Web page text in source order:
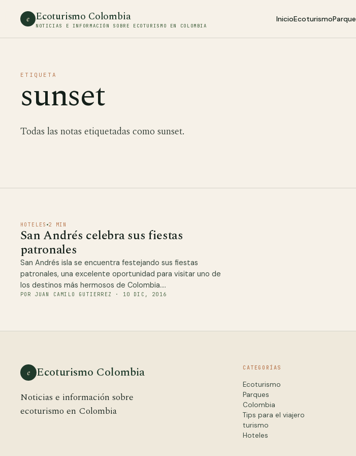
e Ecoturismo Colombia
NOTICIAS E INFORMACIÓN SOBRE ECOTURISMO EN COLOMBIA
InicioEcoturismo
ETIQUETA
sunset
Todas las notas etiquetadas como sunset.
HOTELES 2 MIN
San Andrés celebra sus fiestas
patronales
San Andrés isla se encuentra festejando sus fiestas
patronales, una excelente oportunidad para visitar uno de
los destinos más hermosos de Colombia.…
POR JUAN CAMILO GUTIERREZ · 10 DIC, 2016
e Ecoturismo Colombia
Noticias e información sobre
ecoturismo en Colombia
CATEGORÍAS
Ecoturismo
Parques
Colombia
Tips para el viajero
turismo
Hoteles